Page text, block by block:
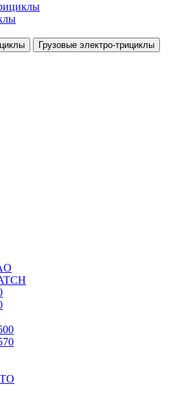
Грузовые электро‑трициклы